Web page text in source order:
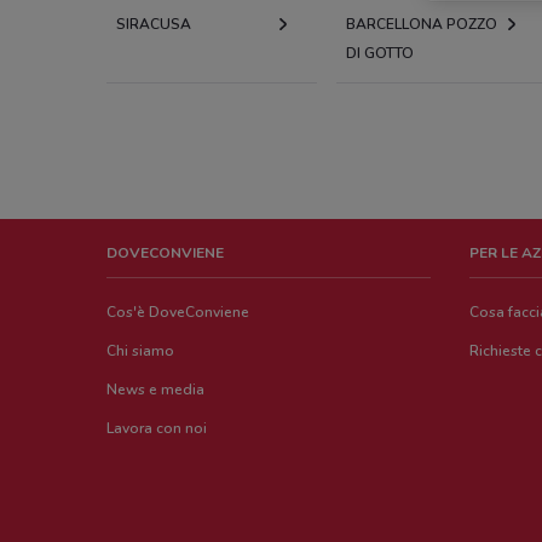
SIRACUSA
BARCELLONA POZZO
DI GOTTO
DOVECONVIENE
Cos'è DoveConviene
Chi siamo
News e media
Lavora con noi
PER LE
Cosa
Richieste